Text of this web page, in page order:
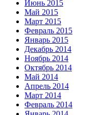
Июнь 2015
Май 2015
Март 2015
Февраль 2015
Январь 2015
Декабрь 2014
Ноябрь 2014
Октябрь 2014
Май 2014
Апрель 2014
Март 2014
Февраль 2014